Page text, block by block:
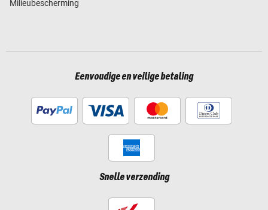
Milieubescherming
Eenvoudige en veilige betaling
Snelle verzending